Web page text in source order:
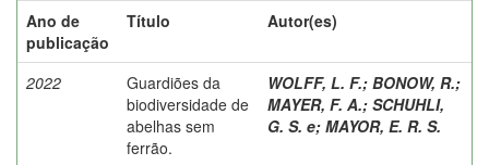
Ano de
publicação
Título Autor(es)
2022
Guardiões da
biodiversidade de
abelhas sem
ferrão.
WOLFF, L. F.; BONOW, R.;
MAYER, F. A.; SCHUHLI,
G. S. e; MAYOR, E. R. S.